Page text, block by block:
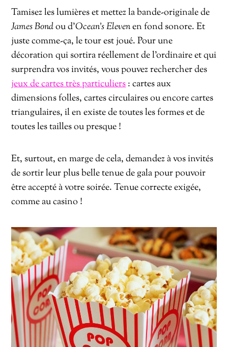
Tamisez les lumières et mettez la bande-originale de
James Bondou d’Ocean’s Elevenen fond sonore. Et
juste comme-ça, le tour est joué. Pour une
décoration qui sortira réellement de l’ordinaire et qui
surprendra vos invités, vous pouvez rechercher des
jeux de cartes très particuliers: cartes aux
dimensions folles, cartes circulaires ou encore cartes
triangulaires, il en existe de toutes les formes et de
toutes les tailles ou presque !
Et, surtout, en marge de cela, demandez à vos invités
de sortir leur plus belle tenue de gala pour pouvoir
être accepté à votre soirée. Tenue correcte exigée,
comme au casino !